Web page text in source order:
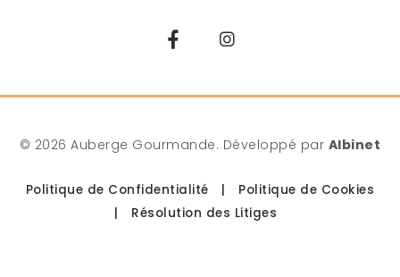
© 2026 Auberge Gourmande. Développé par Albinet
Politique de Confidentialité |
Politique de Cookies
|
Résolution des Litiges